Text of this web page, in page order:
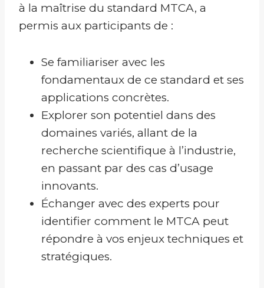
à la maîtrise du standard MTCA, a
permis aux participants de :
Se familiariser avec les
fondamentaux de ce standard et ses
applications concrètes.
Explorer son potentiel dans des
domaines variés, allant de la
recherche scientifique à l’industrie,
en passant par des cas d’usage
innovants.
Échanger avec des experts pour
identifier comment le MTCA peut
répondre à vos enjeux techniques et
stratégiques.